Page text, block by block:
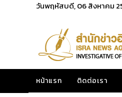
วันพฤหัสบดี, 06 สิงหาคม
หน้าแรก ติดต่อเรา